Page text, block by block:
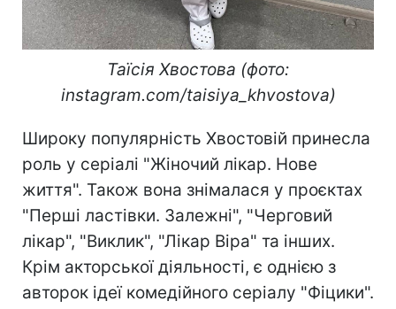
Таїсія Хвостова (фото:
instagram.com/taisiya_khvostova)
Широку популярність Хвостовій принесла
роль у серіалі "Жіночий лікар. Нове
життя". Також вона знімалася у проєктах
"Перші ластівки. Залежні", "Черговий
лікар", "Виклик", "Лікар Віра" та інших.
Крім акторської діяльності, є однією з
авторок ідеї комедійного серіалу "Фіцики".